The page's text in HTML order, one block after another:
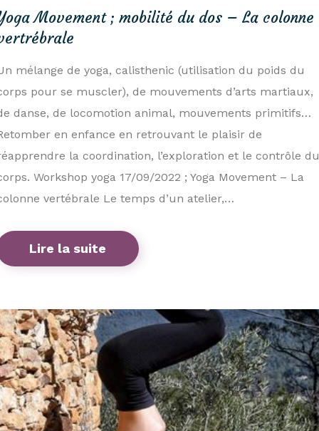
Movement ; mobilité du dos – La colonne
mélange de yoga, calisthenic (utilisation du poids du
pour se muscler), de mouvements d’arts martiaux,
danse, de locomotion animal, mouvements primitifs…
en enfance en retrouvant le plaisir de
la coordination, l’exploration et le contrôle du
Workshop yoga 17/09/2022 ; Yoga Movement – La
vertébrale Le temps d’un atelier,…
Lire la suite